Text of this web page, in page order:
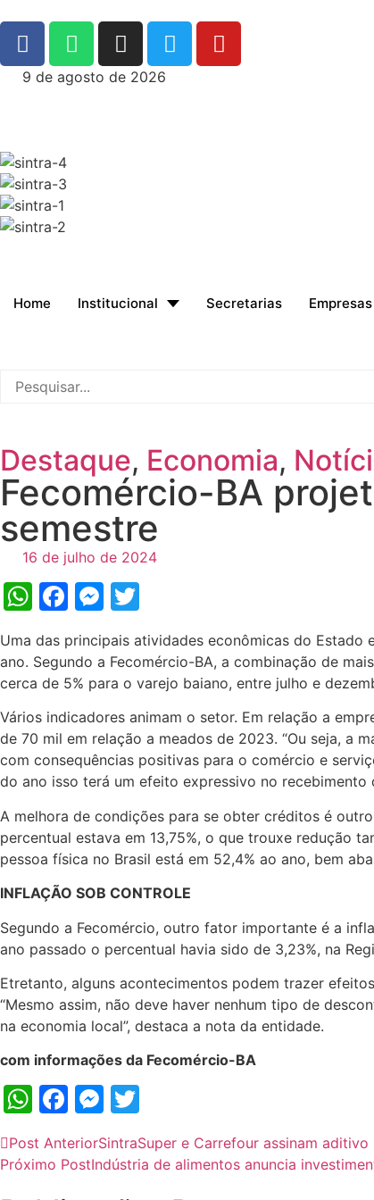
9 de agosto de 2026
Home Institucional Secretarias Empresas
Destaque, Economia,
Fecomércio-BA
semestre
16 de julho de 2024
WhatsApp
Facebook
Messenger
Uma das principais atividades econômicas do
ano. Segundo a Fecomércio-BA, a combinação de
cerca de 5% para o varejo baiano, entre julho e
Vários indicadores animam o setor. Em relação a
de 70 mil em relação a meados de 2023. “Ou seja, a
com consequências positivas para o comércio e
do ano isso terá um efeito expressivo no recebimento
A melhora de condições para se obter créditos é
percentual estava em 13,75%, o que trouxe redução
pessoa física no Brasil está em 52,4% ao ano, bem
INFLAÇÃO SOB CONTROLE
Segundo a Fecomércio, outro fator importante é a
ano passado o percentual havia sido de 3,23%, na
Etretanto, alguns acontecimentos podem trazer
“Mesmo assim, não deve haver nenhum tipo de
na economia local”, destaca a nota da entidade.
com informações da Fecomércio-BA
WhatsApp
Facebook
Messenger
Post AnteriorSintraSuper e Carrefour assinam
Próximo PostIndústria de alimentos anuncia